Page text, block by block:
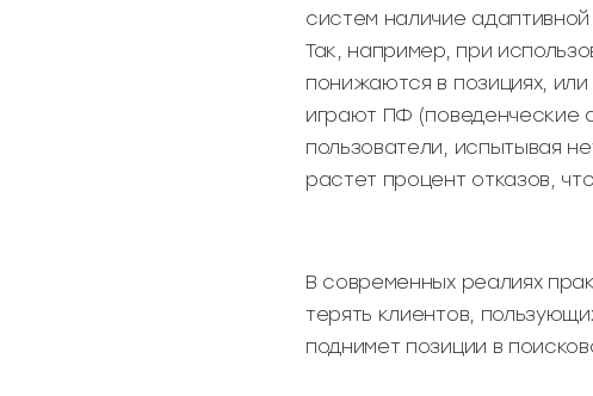
систем наличие
Так, например, при
понижаются в позициях,
играют ПФ
пользователи, испытывая
растет процент отказов,
В современных реалиях
терять клиентов,
поднимет позиции в